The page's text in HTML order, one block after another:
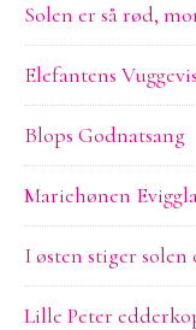
Solen er så rød,
Elefantens
Blops Godnatsang
Mariehønen
I østen stiger solen
Lille Peter